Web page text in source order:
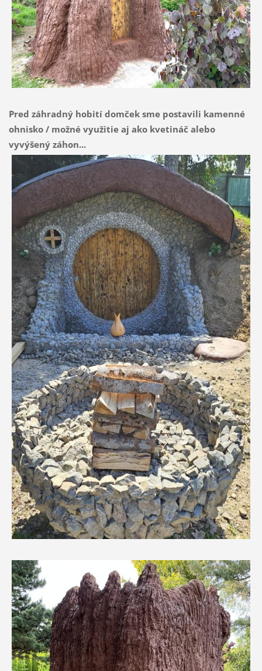
Pred záhradný hobití domček sme postavili kamenné
ohnisko / možné využitie aj ako kvetináč alebo
vyvýšený záhon...